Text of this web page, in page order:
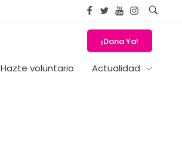
¡Dona Ya!
Hazte voluntario Actualidad